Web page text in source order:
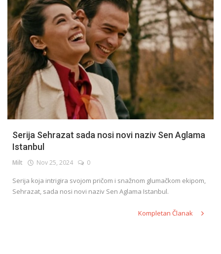
Serija Sehrazat sada nosi novi naziv Sen Aglama
Istanbul
Milt Nov 25, 2024 0
Serija koja intrigira svojom pričom i snažnom glumačkom ekipom,
Sehrazat, sada nosi novi naziv Sen Aglama Istanbul.
Kompletan Članak